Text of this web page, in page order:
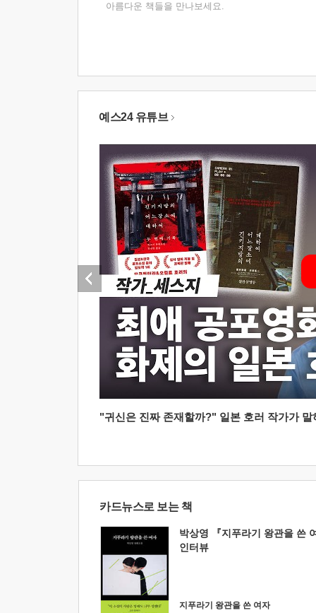
아름다운 책들을 만나보세요.
예스24 유튜브
"귀신은 진짜 존재할까?" 일본 호러 작가가
카드뉴스로 보는 책
박상영 『지푸라기 왕관을 쓴
인터뷰
지푸라기 왕관을 쓴 여자